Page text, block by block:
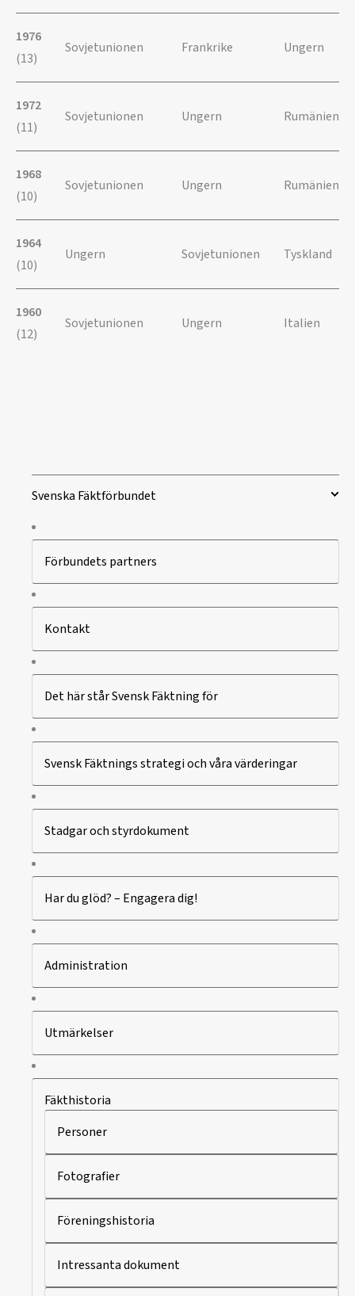
1976
(13)
Sovjetunionen Frankrike Ungern
1972
(11)
Sovjetunionen Ungern Rumänien
1968
(10)
Sovjetunionen Ungern Rumänien
1964
(10)
Ungern Sovjetunionen Tyskland
1960
(12)
Sovjetunionen Ungern Italien
Svenska Fäktförbundet
Förbundets partners
Kontakt
Det här står Svensk Fäktning för
Svensk Fäktnings strategi och våra värderingar
Stadgar och styrdokument
Har du glöd? – Engagera dig!
Administration
Utmärkelser
Fäkthistoria
Personer
Fotografier
Föreningshistoria
Intressanta dokument